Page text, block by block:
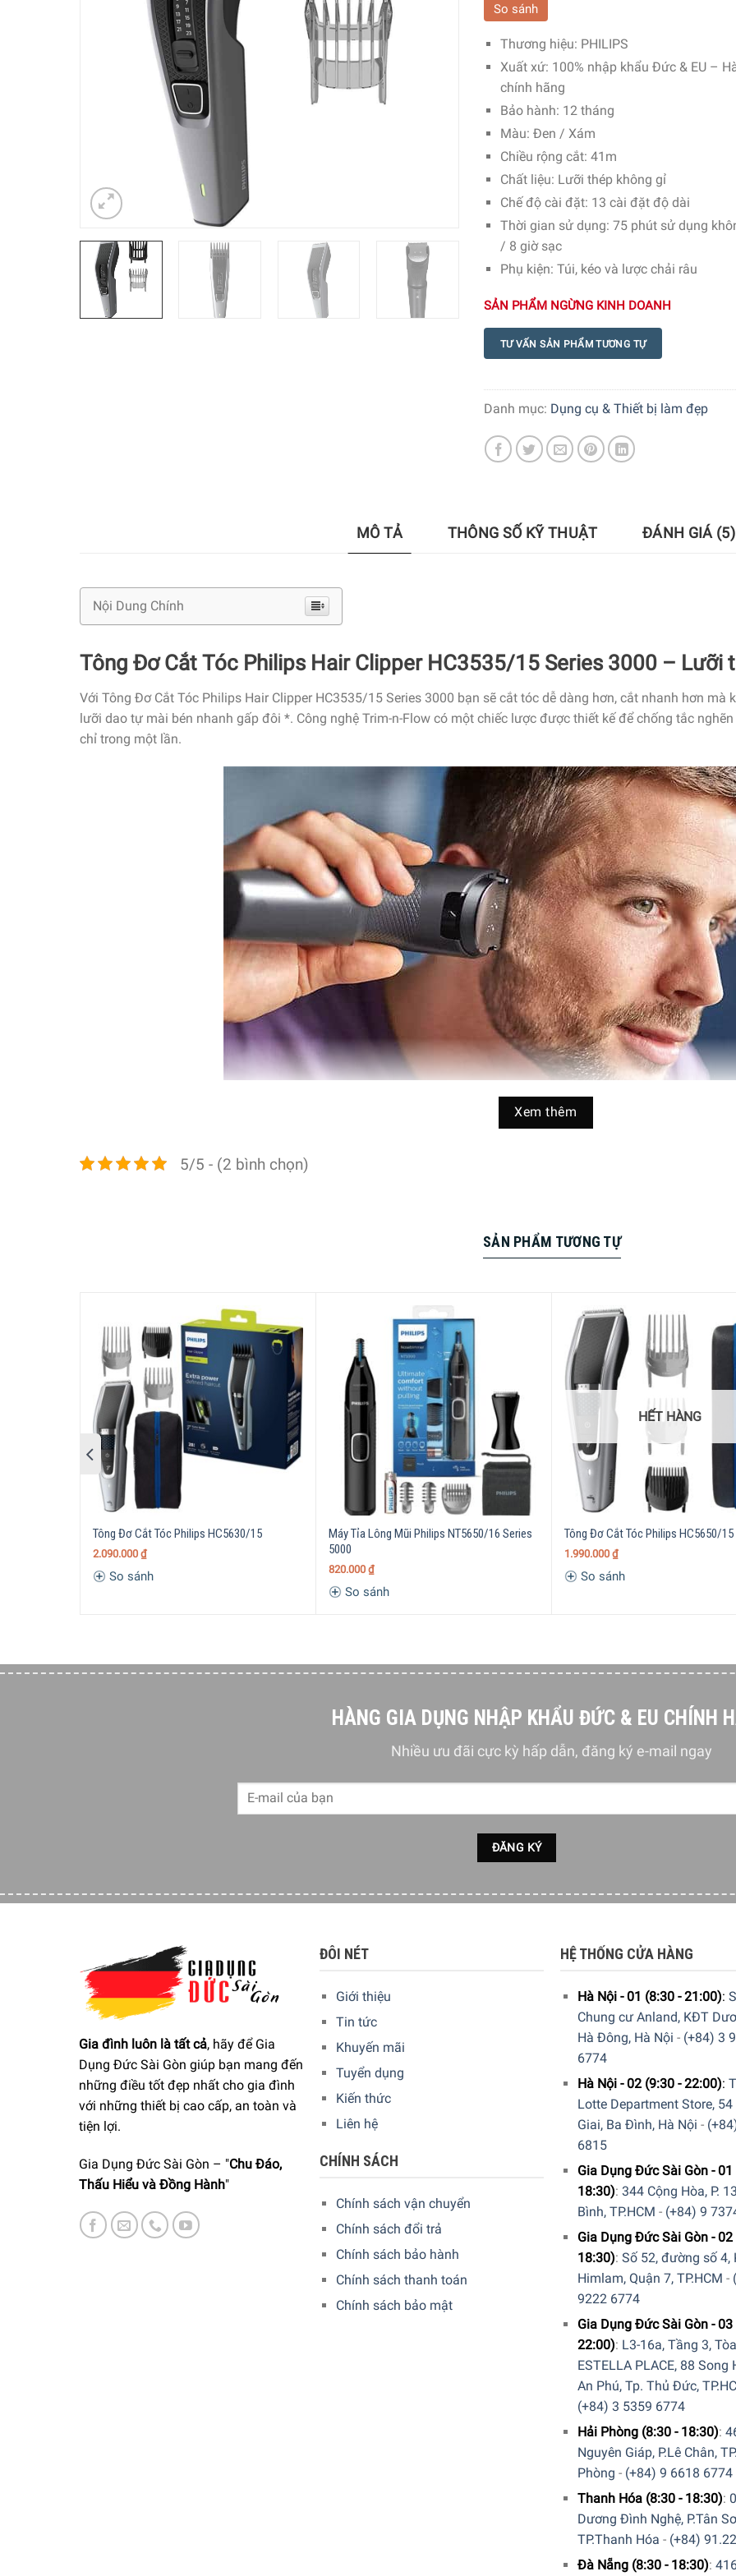
So sánh
Thương hiệu: PHILIPS
Xuất xứ: 100% nhập khẩu Đức & EU –
chính hãng
Bảo hành: 12 tháng
Màu: Đen / Xám
Chiều rộng cắt: 41m
Chất liệu: Lưỡi thép không gỉ
Chế độ cài đặt: 13 cài đặt độ dài
Thời gian sử dụng: 75 phút sử dụng
/ 8 giờ sạc
Phụ kiện: Túi, kéo và lược chải râu
SẢN PHẨM NGỪNG KINH DOANH
TƯ VẤN SẢN PHẨM TƯƠNG TỰ
Danh mục: Dụng cụ & Thiết bị làm đẹp
MÔ TẢ THÔNG SỐ KỸ THUẬT ĐÁNH GIÁ (5)
Nội Dung Chính
Tông Đơ Cắt Tóc Philips Hair Clipper HC3535/15 Series 3000 – Lưỡi
Với Tông Đơ Cắt Tóc Philips Hair Clipper HC3535/15 Series 3000 bạn sẽ cắt tóc dễ dàng hơn, cắt nhanh hơn mà
lưỡi dao tự mài bén nhanh gấp đôi *. Công nghệ Trim-n-Flow có một chiếc lược được thiết kế để chống tắc
chỉ trong một lần.
Công nghệ Trim-n-Flow để cắt liên tục, không lo kẹt máy
Tông đơ cắt tóc Philips HC3535/15 dễ dàng cắt bất kỳ loại tóc nào với công nghệ DualCut tiên tiến của chúng
Lưỡi thép không gỉ tự mài
Máy Tông Đơ Cắt Tóc Philips Hair Clipper HC3535/15 Series 3000 được thiết kế với lưỡi thép không gỉ tự mài rất
đầu tiên.
Xem thêm
5/5 - (2 bình chọn)
SẢN PHẨM TƯƠNG TỰ
Tông Đơ Cắt Tóc Philips HC5630/15
2.090.000 ₫
So sánh
Máy Tỉa Lông Mũi Philips NT5650/16 Series
5000
820.000 ₫
So sánh
HẾT HÀNG
Tông Đơ Cắt Tóc Philips HC5650/15
1.990.000 ₫
So sánh
HÀNG GIA DỤNG NHẬP KHẨU ĐỨC & EU CHÍNH
Nhiều ưu đãi cực kỳ hấp dẫn, đăng ký e-mail ngay
Gia đình luôn là tất cả, hãy để Gia
Dụng Đức Sài Gòn giúp bạn mang đến
những điều tốt đẹp nhất cho gia đình
với những thiết bị cao cấp, an toàn và
tiện lợi.
Gia Dụng Đức Sài Gòn – "Chu Đáo,
Thấu Hiểu và Đồng Hành"
ĐÔI NÉT
Giới thiệu
Tin tức
Khuyến mãi
Tuyển dụng
Kiến thức
Liên hệ
CHÍNH SÁCH
Chính sách vận chuyển
Chính sách đổi trả
Chính sách bảo hành
Chính sách thanh toán
Chính sách bảo mật
HỆ THỐNG CỬA HÀNG
Hà Nội - 01 (8:30 - 21:00):
Chung cư Anland, KĐT
Hà Đông, Hà Nội - (+84) 3
6774
Hà Nội - 02 (9:30 - 22:00):
Lotte Department Store, 54
Giai, Ba Đình, Hà Nội -
6815
Gia Dụng Đức Sài Gòn - 01
18:30): 344 Cộng Hòa, P.
Bình, TP.HCM - (+84) 9
Gia Dụng Đức Sài Gòn - 02
18:30): Số 52, đường số 4,
Himlam, Quận 7, TP.HCM -
9222 6774
Gia Dụng Đức Sài Gòn - 03
22:00): L3-16a, Tầng 3,
ESTELLA PLACE, 88 Song
An Phú, Tp. Thủ Đức,
(+84) 3 5359 6774
Hải Phòng (8:30 - 18:30):
Nguyên Giáp, P.Lê Chân,
Phòng - (+84) 9 6618 6774
Thanh Hóa (8:30 - 18:30):
Dương Đình Nghệ, P.Tân
TP.Thanh Hóa - (+84)
Đà Nẵng (8:30 - 18:30):